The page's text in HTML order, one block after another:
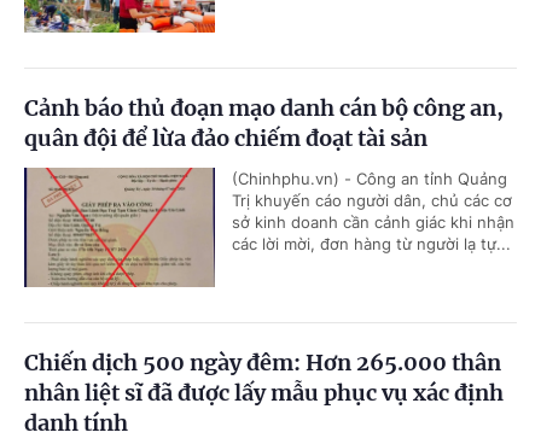
Cảnh báo thủ đoạn mạo danh cán bộ công an,
quân đội để lừa đảo chiếm đoạt tài sản
(Chinhphu.vn) - Công an tỉnh Quảng
Trị khuyến cáo người dân, chủ các cơ
sở kinh doanh cần cảnh giác khi nhận
các lời mời, đơn hàng từ người lạ tự...
Chiến dịch 500 ngày đêm: Hơn 265.000 thân
nhân liệt sĩ đã được lấy mẫu phục vụ xác định
danh tính